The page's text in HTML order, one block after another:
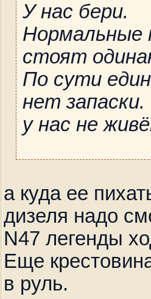
У нас бери.
стоят
По сути
нет
у нас не
а куда ее
дизеля надо
N47 легенды
Еще
в руль.